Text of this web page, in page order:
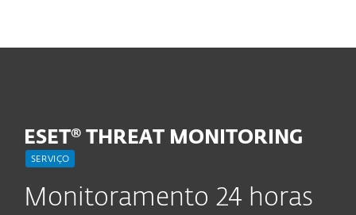
ESET® THREAT MONITORING
SERVIÇO
Monitoramento 24 horas